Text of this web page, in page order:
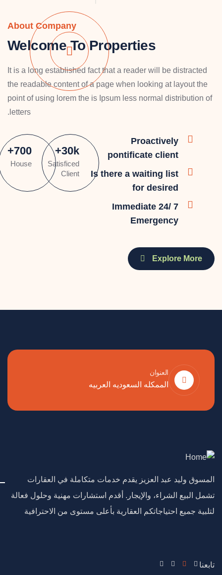
About Company
Welcome To Properties
It is a long established fact that a reader will be distracted
the readable content of a page when looking at layout the
point of using lorem the is Ipsum less normal distribution of
letters.
Proactively
pontificate client
Is there a waiting list
for desired
Immediate 24/ 7
Emergency
30k
+
Satisficed
Client
700
+
House
Explore More
العنوان
الممكله السعوديه العربيه
المسوق وليد عبد العزيز يقدم خدمات متكاملة في العقارات
تشمل البيع الشراء، والإيجار. أقدم استشارات مهنية وحلول فعالة
لتلبية جميع احتياجاتكم العقارية بأعلى مستوى من الاحترافية
تابعنا